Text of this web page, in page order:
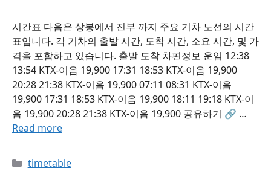
시간표 다음은 상봉에서 진부 까지 주요 기차 노선의 시간
표입니다. 각 기차의 출발 시간, 도착 시간, 소요 시간, 및 가
격을 포함하고 있습니다. 출발 도착 차편정보 운임 12:38
13:54 KTX-이음 19,900 17:31 18:53 KTX-이음 19,900
20:28 21:38 KTX-이음 19,900 07:11 08:31 KTX-이음
19,900 17:31 18:53 KTX-이음 19,900 18:11 19:18 KTX-이
음 19,900 20:28 21:38 KTX-이음 19,900 공유하기 🔗 …
Read more
Categories
timetable